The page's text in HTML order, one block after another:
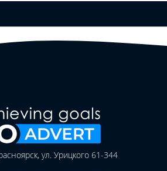
ул. Урицкого 61-344